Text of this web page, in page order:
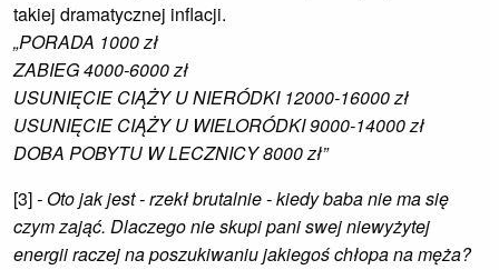
takiej dramatycznej inflacji.
„PORADA 1000 zł
ZABIEG 4000-6000 zł
USUNIĘCIE CIĄŻY U NIERÓDKI 12000-16000 zł
USUNIĘCIE CIĄŻY U WIELORÓDKI 9000-14000 zł
DOBA POBYTU W LECZNICY 8000 zł”
[3]- Oto jak jest - rzekł brutalnie - kiedy baba nie ma się
czym zająć. Dlaczego nie skupi pani swej niewyżytej
energii raczej na poszukiwaniu jakiegoś chłopa na męża?